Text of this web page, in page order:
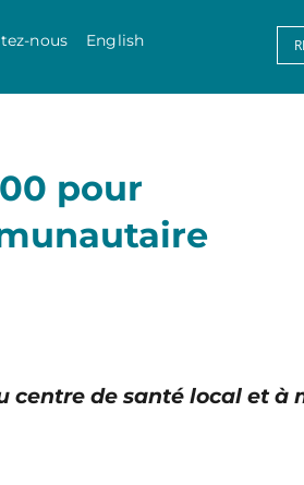
nous English
for:
pour
de santé local et à